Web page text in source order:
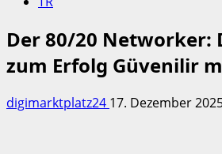
Der 80/20 Networker:
zum Erfolg Güvenilir
digimarktplatz24 17. Dezember